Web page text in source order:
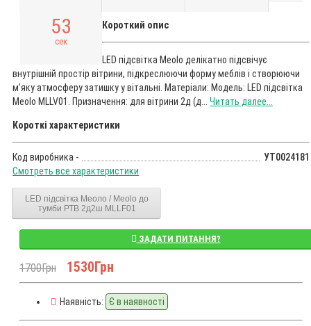
52
сек
Короткий опис
LED підсвітка Meolo делікатно підсвічує
внутрішній простір вітрини, підкреслюючи форму меблів і створюючи
м’яку атмосферу затишку у вітальні. Матеріали: Модель: LED підсвітка
Meolo MLLV01. Призначення: для вітрини 2д (д... Читать далее...
Короткі характеристики
Код виробника -
УТ0024181
Смотреть все характеристики
LED підсвітка Меоло / Meolo до
тумби РТВ 2д2ш MLLF01
ЗАДАТИ ПИТАННЯ?
1700Грн 1530Грн
Наявність: Є в наявності